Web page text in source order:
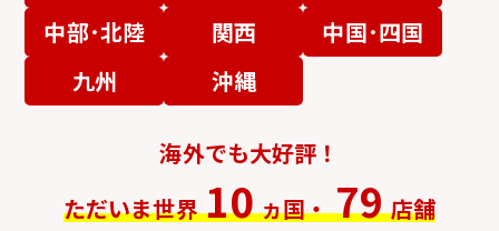
中部･北陸
関西
中国･四国
九州
沖縄
海外でも大好評！
ただいま世界 10 ヵ国・ 79 店舗